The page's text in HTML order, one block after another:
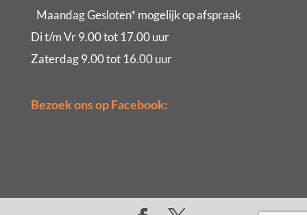
Maandag Gesloten* mogelijk op afspraak
Di t/m Vr 9.00 tot 17.00 uur
Zaterdag 9.00 tot 16.00 uur
Bezoek ons op Facebook: